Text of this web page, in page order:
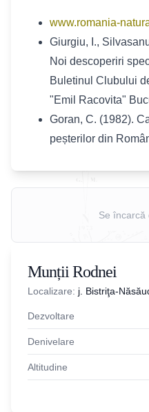
www.romania-
Giurgiu, I.,
Noi descoperiri
Buletinul Clubului
"Emil Racovita"
Goran, C. (1982).
peșterilor din
Se încarcă
Munții Rodnei
Localizare: j. Bistriţa-
Dezvoltare
Denivelare
Altitudine